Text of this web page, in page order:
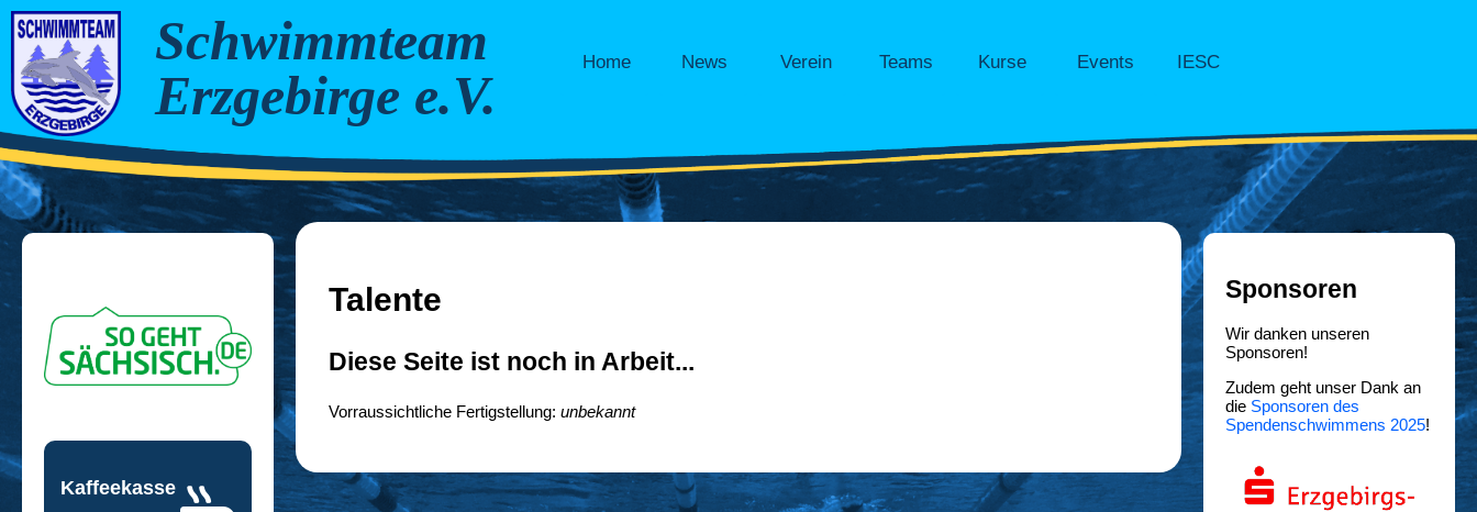
Schwimmteam
Erzgebirge e.V.
Home News Verein Teams Kurse Events IESC
Kaffeekasse
Talente
Diese Seite ist noch in Arbeit...
Vorraussichtliche Fertigstellung: unbekannt
Sponsoren
Wir danken unseren
Sponsoren!
Zudem geht unser Dank an
die Sponsoren des
Spendenschwimmens 2025!